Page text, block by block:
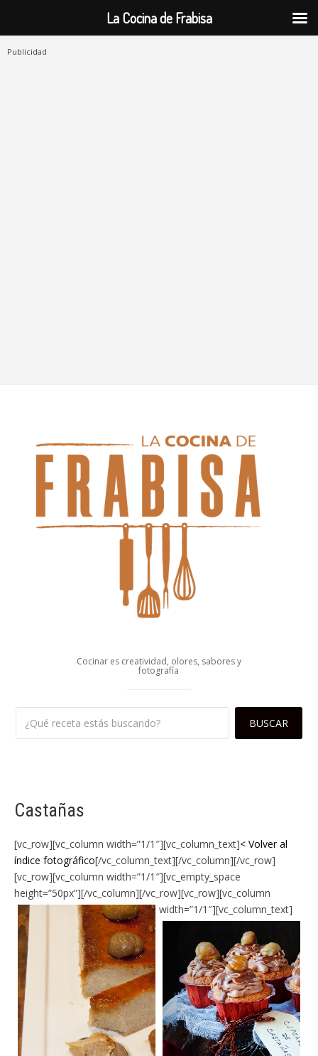
Publicidad
Cocinar es creatividad, olores, sabores y
fotografía
Castañas
[vc_row][vc_column width=”1/1″][vc_column_text]< Volver al
índice fotográfico[/vc_column_text][/vc_column][/vc_row]
[vc_row][vc_column width=”1/1″][vc_empty_space
height=”50px”][/vc_column][/vc_row][vc_row][vc_column
width=”1/1″][vc_column_text]
La Cocina de Frabisa